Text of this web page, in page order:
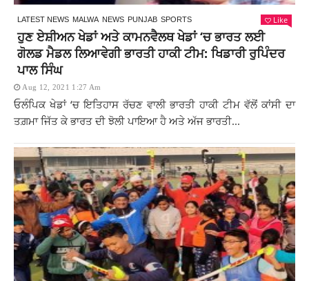
LATEST NEWS MALWA NEWS PUNJAB SPORTS Like
ਹੁਣ ਏਸ਼ੀਅਨ ਖੇਡਾਂ ਅਤੇ ਕਾਮਨਵੈਲਥ ਖੇਡਾਂ ‘ਚ ਭਾਰਤ ਲਈ
ਗੋਲਡ ਮੈਡਲ ਲਿਆਵੇਗੀ ਭਾਰਤੀ ਹਾਕੀ ਟੀਮ: ਖਿਡਾਰੀ ਰੁਪਿੰਦਰ
ਪਾਲ ਸਿੰਘ
Aug 12, 2021 1:27 Am
ਓਲੰਪਿਕ ਖੇਡਾਂ ‘ਚ ਇਤਿਹਾਸ ਰੱਚਣ ਵਾਲੀ ਭਾਰਤੀ ਹਾਕੀ ਟੀਮ ਵੱਲੋਂ ਕਾਂਸੀ ਦਾ
ਤਗ਼ਮਾ ਜਿੱਤ ਕੇ ਭਾਰਤ ਦੀ ਝੋਲੀ ਪਾਇਆ ਹੈ ਅਤੇ ਅੱਜ ਭਾਰਤੀ...